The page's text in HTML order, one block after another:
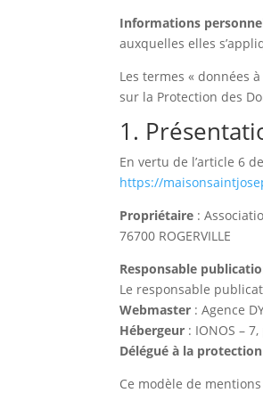
Informations
auxquelles elles
Les termes « données
sur la Protection des
1.
En vertu de l’article 6
https://
Propriétaire :
76700 ROGERVILLE
Responsable
Le responsable
Webmaster : Agence
Hébergeur : IONOS –
Délégué à la
Ce modèle de